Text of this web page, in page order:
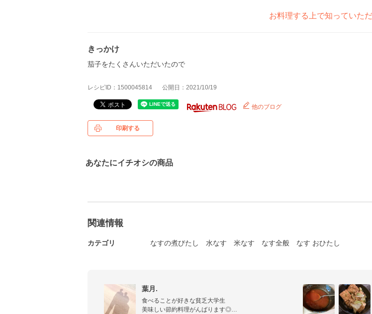
お料理する上で知っていた
きっかけ
茄子をたくさんいただいたので
レシピID：1500045814 公開日：2021/10/19
他のブログ
印刷する
あなたにイチオシの商品
関連情報
カテゴリ なすの煮びたし 水なす 米なす なす全般 なす おひたし
葉月.
食べることが好きな貧乏大学生
美味しい節約料理がんばります◎